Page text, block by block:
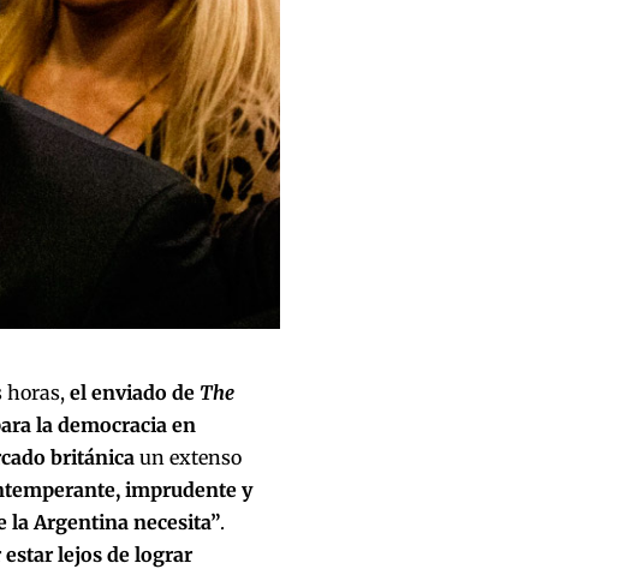
horas, el enviado de The
la democracia en
británicaun extenso
imprudente y
la Argentina necesita”.
lejos de lograr